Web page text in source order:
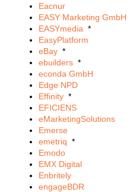
Eacnur
EASY Marketing GmbH
EASYmedia *
EasyPlatform
eBay *
ebuilders *
econda GmbH
Edge NPD
Effinity *
EFICIENS
eMarketingSolutions
Emerse
emetriq *
Emodo
EMX Digital
Enbritely
engageBDR